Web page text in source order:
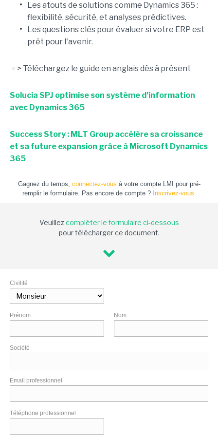
•
Les atouts de solutions comme Dynamics 365 :
flexibilité, sécurité, et analyses prédictives.
•
Les questions clés pour évaluer si votre ERP est
prêt pour l'avenir.
= > Téléchargez le guide en anglais dès à présent
Solucia SPJ optimise son système d’information
avec Dynamics 365
Success Story : MLT Group accélère sa croissance
et sa future expansion grâce à Microsoft Dynamics
365
Gagnez du temps, connectez-vous à votre compte LMI pour pré-
remplir le formulaire. Pas encore de compte ? Inscrivez-vous.
Veuillezcompléter le formulaire ci-dessous
pour télécharger ce document.
Civilité
Prénom Nom
Société
Email professionnel
Téléphone professionnel